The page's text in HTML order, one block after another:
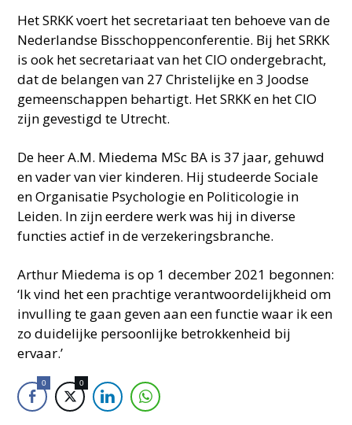
Het SRKK voert het secretariaat ten behoeve van de
Nederlandse Bisschoppenconferentie. Bij het SRKK
is ook het secretariaat van het CIO ondergebracht,
dat de belangen van 27 Christelijke en 3 Joodse
gemeenschappen behartigt. Het SRKK en het CIO
zijn gevestigd te Utrecht.
De heer A.M. Miedema MSc BA is 37 jaar, gehuwd
en vader van vier kinderen. Hij studeerde Sociale
en Organisatie Psychologie en Politicologie in
Leiden. In zijn eerdere werk was hij in diverse
functies actief in de verzekeringsbranche.
Arthur Miedema is op 1 december 2021 begonnen:
‘Ik vind het een prachtige verantwoordelijkheid om
invulling te gaan geven aan een functie waar ik een
zo duidelijke persoonlijke betrokkenheid bij
ervaar.’
0 0